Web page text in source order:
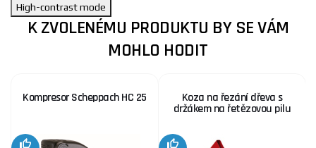
High-contrast mode
K ZVOLENÉMU PRODUKTU BY SE VÁM
MOHLO HODIT
Kompresor Scheppach HC 25 Koza na řezání dřeva s
držákem na řetězovou pilu